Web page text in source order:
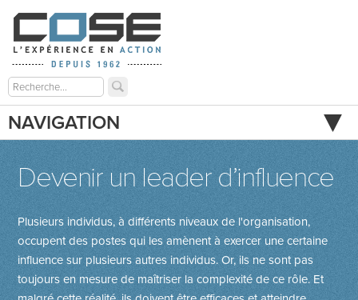
NAVIGATION
Devenir un leader d’influence
Plusieurs individus, à différents niveaux de l'organisation,
occupent des postes qui les amènent à exercer une certaine
influence sur plusieurs autres individus. Or, ils ne sont pas
toujours en mesure de maîtriser la complexité de ce rôle. Et